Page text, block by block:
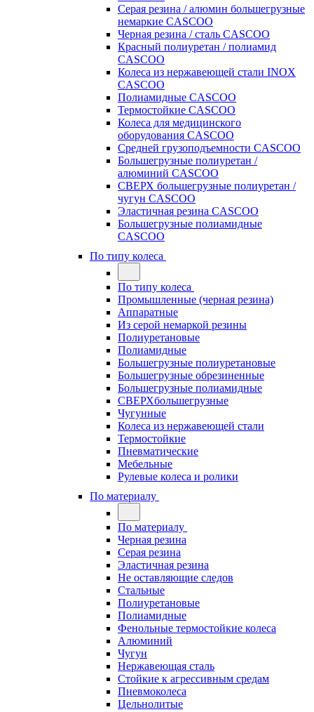
Серая резина / алюмин большегрузные
немаркие CASCOO
Черная резина / сталь CASCOO
Красный полиуретан / полиамид
CASCOO
Колеса из нержавеющей стали INOX
CASCOO
Полиамидные CASCOO
Термостойкие CASCOO
Колеса для медицинского
оборудования CASCOO
Средней грузоподъемности CASCOO
Большегрузные полиуретан /
алюминий CASCOO
СВЕРХ большегрузные полиуретан /
чугун CASCOO
Эластичная резина CASCOO
Большегрузные полиамидные
CASCOO
По типу колеса
По типу колеса
Промышленные (черная резина)
Аппаратные
Из серой немаркой резины
Полиуретановые
Полиамидные
Большегрузные полиуретановые
Большегрузные обрезиненные
Большегрузные полиамидные
СВЕРХбольшегрузные
Чугунные
Колеса из нержавеющей стали
Термостойкие
Пневматические
Мебельные
Рулевые колеса и ролики
По материалу
По материалу
Черная резина
Серая резина
Эластичная резина
Не оставляющие следов
Стальные
Полиуретановые
Полиамидные
Фенольные термостойкие колеса
Алюминий
Чугун
Нержавеющая сталь
Стойкие к агрессивным средам
Пневмоколеса
Цельнолитые